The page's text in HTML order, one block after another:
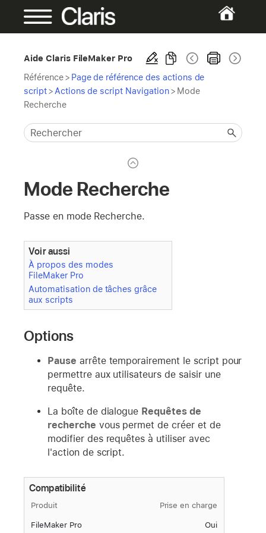
Aide Claris FileMaker Pro
Référence> Page de référence des actions de
script> Actions de script Navigation> Mode
Recherche
Mode Recherche
Passe en mode Recherche.
Voir aussi
À propos des modes
FileMaker Pro
Automatisation de tâches grâce
aux scripts
Options
Pause arrête temporairement le script pour
permettre aux utilisateurs de saisir une
requête.
La boîte de dialogue Requêtes de
recherche vous permet de créer et de
modifier des requêtes à utiliser avec
l'action de script.
Compatibilité
Produit Prise en charge
FileMaker Pro Oui